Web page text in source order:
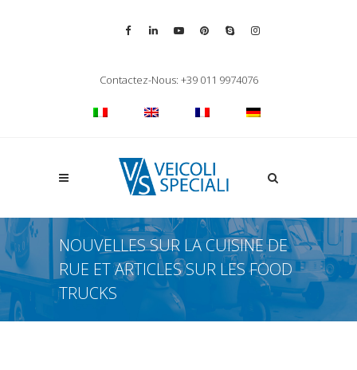
Contactez-Nous: +39 011 9974076
Apri la ricerca
NOUVELLES SUR LA CUISINE DE
RUE ET ARTICLES SUR LES FOOD
TRUCKS